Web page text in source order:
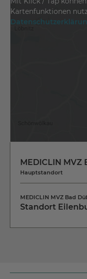
Kartenfunktionen
MEDICLIN MVZ
Hauptstandort
04849 Bad
Jetzt Route
Tel.:+49 34243
MEDICLIN MVZ Bad
Standort
Rosa-